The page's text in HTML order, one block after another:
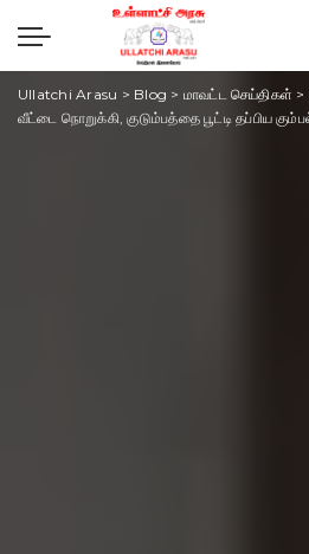
Ullatchi Arasu > Blog > மாவட்ட செய்திகள் >
வீட்டை நொறுக்கி, குடும்பத்தை பூட்டி தப்பிய